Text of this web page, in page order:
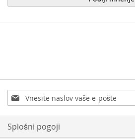
Prijavite
se
na
e-
novice:
Splošni pogoji